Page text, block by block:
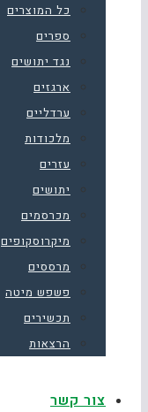
כל המוצרים
ספרים
נגד יתושים
ארגזים
ערדליים
מלכודות
עזרים
יתושים
מכרסמים
מיקרוסקופים
מרססים
פשפש מיטה
תכשירים
הרצאות
צור קשר